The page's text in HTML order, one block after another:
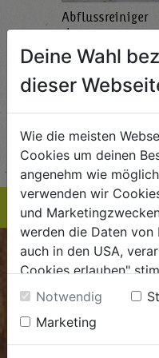
STK
Abflussreiniger
1L
AlmaWin
€ 5,99
€ 5,99 / STK
EINKAUFSLISTE
BIOKISTE
Kundenservice
Mo - Do: 8.00 - 16.00 Uhr
Deine Wahl
dieser
Wie die meisten
Cookies um deinen
angenehm wie
verwenden wir
und
werden die Daten von
auch in den USA,
Cookies erlauben"
Cookies zu. Unter
Infos zu den
auch entscheiden,
möchtest.
Notwendig
Marketing